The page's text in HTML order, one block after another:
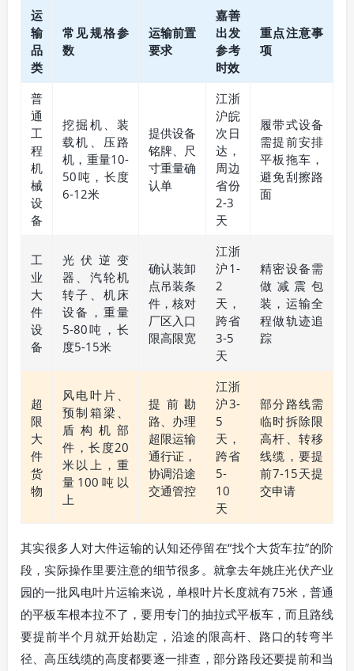
运
输
品
类
常见规格参
数
运输前置
要求
嘉善
出发
参考
时效
重点注意事
项
普
通
工
程
机
械
设
备
挖掘机、装
载机、压路
机，重量10-
50吨，长度
6-12米
提供设备
铭牌、尺
寸重量确
认单
江浙
沪皖
次日
达，
周边
省份
2-3
天
履带式设备
需提前安排
平板拖车，
避免刮擦路
面
工
业
大
件
设
备
光伏逆变
器、汽轮机
转子、机床
设备，重量
5-80吨，长
度5-15米
确认装卸
点吊装条
件，核对
厂区入口
限高限宽
江浙
沪1-
2
天，
跨省
3-5
天
精密设备需
做减震包
装，运输全
程做轨迹追
踪
超
限
大
件
货
物
风电叶片、
预制箱梁、
盾构机部
件，长度20
米以上，重
量100吨以
上
提前勘
路、办理
超限运输
通行证，
协调沿途
交通管控
江浙
沪3-
5
天，
跨省
5-
10
天
部分路线需
临时拆除限
高杆、转移
线缆，要提
前7-15天提
交申请
其实很多人对大件运输的认知还停留在“找个大货车拉”的阶
段，实际操作里要注意的细节很多。就拿去年姚庄光伏产业
园的一批风电叶片运输来说，单根叶片长度就有75米，普通
的平板车根本拉不了，要用专门的抽拉式平板车，而且路线
要提前半个月就开始勘定，沿途的限高杆、路口的转弯半
径、高压线缆的高度都要逐一排查，部分路段还要提前和当